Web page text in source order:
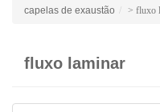
capelas de exaustão > fluxo
fluxo laminar